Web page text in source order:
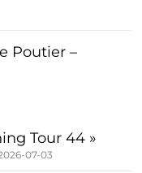
Poutier –
Tour 44 »
07-03